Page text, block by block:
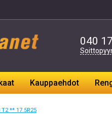
040
Kauppaehdot
T2 ** 17.5R25